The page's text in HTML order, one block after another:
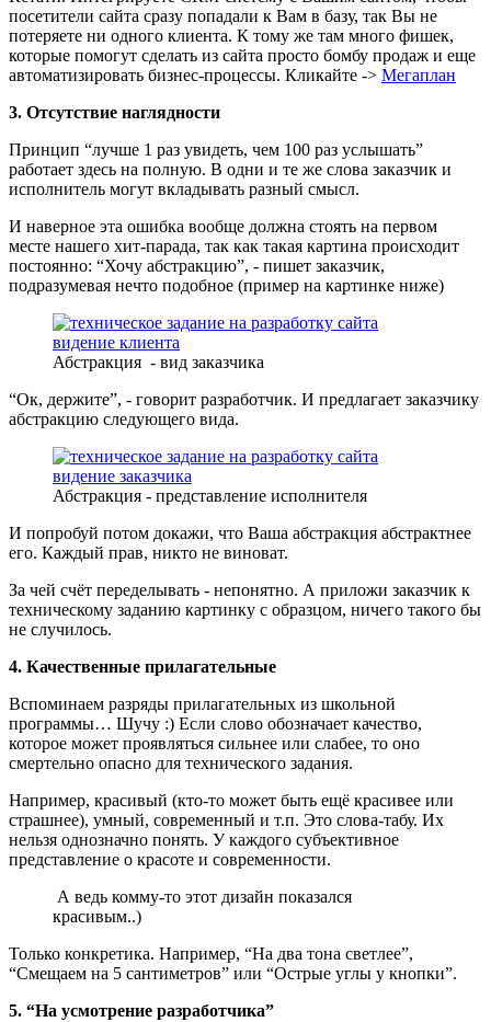
посетители сайта сразу попадали к Вам в базу, так Вы не
потеряете ни одного клиента. К тому же там много фишек,
которые помогут сделать из сайта просто бомбу продаж и еще
автоматизировать бизнес-процессы. Кликайте -> Мегаплан
3. Отсутствие наглядности
Принцип “лучше 1 раз увидеть, чем 100 раз услышать”
работает здесь на полную. В одни и те же слова заказчик и
исполнитель могут вкладывать разный смысл.
И наверное эта ошибка вообще должна стоять на первом
месте нашего хит-парада, так как такая картина происходит
постоянно: “Хочу абстракцию”, - пишет заказчик,
подразумевая нечто подобное (пример на картинке ниже)
Абстракция - вид заказчика
“Ок, держите”, - говорит разработчик. И предлагает заказчику
абстракцию следующего вида.
Абстракция - представление исполнителя
И попробуй потом докажи, что Ваша абстракция абстрактнее
его. Каждый прав, никто не виноват.
За чей счёт переделывать - непонятно. А приложи заказчик к
техническому заданию картинку с образцом, ничего такого бы
не случилось.
4. Качественные прилагательные
Вспоминаем разряды прилагательных из школьной
программы… Шучу :) Если слово обозначает качество,
которое может проявляться сильнее или слабее, то оно
смертельно опасно для технического задания.
Например, красивый (кто-то может быть ещё красивее или
страшнее), умный, современный и т.п. Это слова-табу. Их
нельзя однозначно понять. У каждого субъективное
представление о красоте и современности.
А ведь комму-то этот дизайн показался
красивым..)
Только конкретика. Например, “На два тона светлее”,
“Смещаем на 5 сантиметров” или “Острые углы у кнопки”.
5. “На усмотрение разработчика”